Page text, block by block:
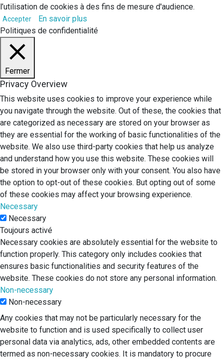
l’utilisation de cookies à des fins de mesure d'audience.
Accepter
En savoir plus
Politiques de confidentialité
Fermer
Privacy Overview
This website uses cookies to improve your experience while
you navigate through the website. Out of these, the cookies that
are categorized as necessary are stored on your browser as
they are essential for the working of basic functionalities of the
website. We also use third-party cookies that help us analyze
and understand how you use this website. These cookies will
be stored in your browser only with your consent. You also have
the option to opt-out of these cookies. But opting out of some
of these cookies may affect your browsing experience.
Necessary
Necessary
Toujours activé
Necessary cookies are absolutely essential for the website to
function properly. This category only includes cookies that
ensures basic functionalities and security features of the
website. These cookies do not store any personal information.
Non-necessary
Non-necessary
Any cookies that may not be particularly necessary for the
website to function and is used specifically to collect user
personal data via analytics, ads, other embedded contents are
termed as non-necessary cookies. It is mandatory to procure